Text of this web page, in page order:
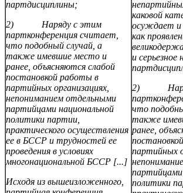
партдисциплины;
2) Наряду с этим
партконференция считает,
что подобный случай, а
также имевшие место и
ранее, объясняются слабой
постановкой работы в
партийных организациях,
непониманием отдельными
партийцами национальной
политики партии,
практического осуществления
ее в БССР и трудностей ее
проведения в условиях
многонациональной БССР [...]
Исходя из вышеизложенного,
каковой
осуждает и
как
и серьезное
2)
что
также
ранее,
партийных
партийцами
политики